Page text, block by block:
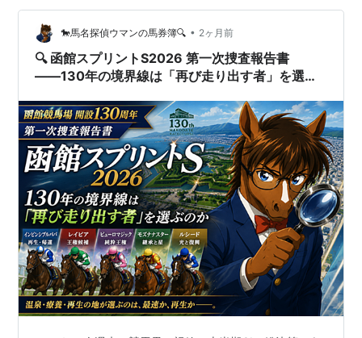
ス
記
C
ウ
2012
パドト
ロワ
23ポ
イン
ト
4着
不出
走
1着
不
出
走
1着
2013
年
ハクサ
ンムー
ン
27ポ
イン
ト
不出走 2着 1着
不
出
走
不出
1着
2014
年
リトル
ゲルダ
25ポ
イン
ト
不出走
不出
走
4着 1着
不出
走
1着
2015
年
ベルカ
ント
20ポ
イン
ト
不出走
不出
走
1着 1着
不出
走
不
出
走
2016
年
ベルカ
ント
19ポ
イン
不出走 3着
2
着
不出
不
出
🐎馬名探偵ウマンの馬券簿🔍 • 2ヶ月前
🔍 函館スプリントS2026 第一次捜査報告書
――130年の境界線は「再び走り出す者」を選ぶ